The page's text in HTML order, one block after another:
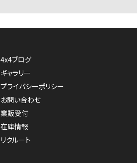
4x4ブログ
ギャラリー
プライバシーポリシー
お問い合わせ
業販受付
在庫情報
リクルート